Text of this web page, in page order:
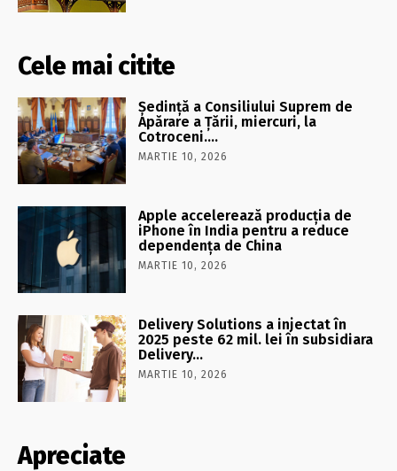
Cele mai citite
Şedinţă a Consiliului Suprem de
Apărare a Ţării, miercuri, la
Cotroceni….
MARTIE 10, 2026
Apple accelerează producția de
iPhone în India pentru a reduce
dependența de China
MARTIE 10, 2026
Delivery Solutions a injectat în
2025 peste 62 mil. lei în subsidiara
Delivery…
MARTIE 10, 2026
Apreciate